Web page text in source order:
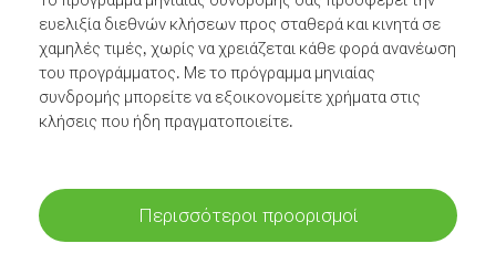
ευελιξία διεθνών κλήσεων προς σταθερά και κινητά σε
χαμηλές τιμές, χωρίς να χρειάζεται κάθε φορά ανανέωση
του προγράμματος. Με το πρόγραμμα μηνιαίας
συνδρομής μπορείτε να εξοικονομείτε χρήματα στις
κλήσεις που ήδη πραγματοποιείτε.
Περισσότεροι προορισμοί